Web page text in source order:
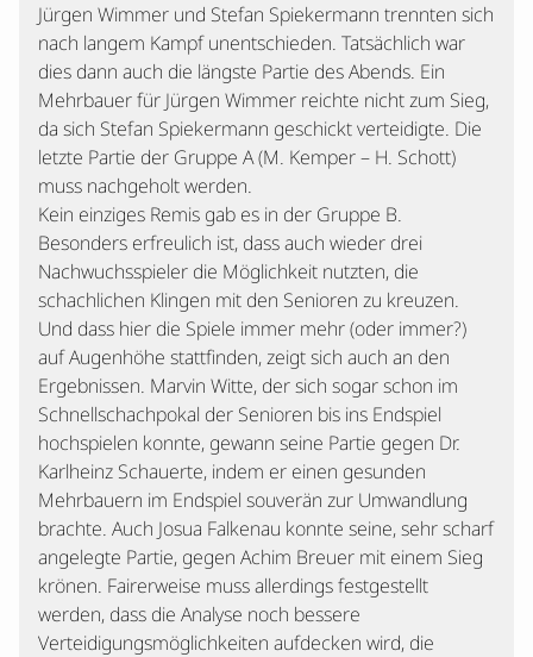
Kontakt
Jürgen Wimmer und Stefan Spiekermann trennten sich
nach langem Kampf unentschieden. Tatsächlich war
dies dann auch die längste Partie des Abends. Ein
Mehrbauer für Jürgen Wimmer reichte nicht zum Sieg,
da sich Stefan Spiekermann geschickt verteidigte. Die
letzte Partie der Gruppe A (M. Kemper – H. Schott)
muss nachgeholt werden.
Kein einziges Remis gab es in der Gruppe B.
Besonders erfreulich ist, dass auch wieder drei
Nachwuchsspieler die Möglichkeit nutzten, die
schachlichen Klingen mit den Senioren zu kreuzen.
Und dass hier die Spiele immer mehr (oder immer?)
auf Augenhöhe stattfinden, zeigt sich auch an den
Ergebnissen. Marvin Witte, der sich sogar schon im
Schnellschachpokal der Senioren bis ins Endspiel
hochspielen konnte, gewann seine Partie gegen Dr.
Karlheinz Schauerte, indem er einen gesunden
Mehrbauern im Endspiel souverän zur Umwandlung
brachte. Auch Josua Falkenau konnte seine, sehr scharf
angelegte Partie, gegen Achim Breuer mit einem Sieg
krönen. Fairerweise muss allerdings festgestellt
werden, dass die Analyse noch bessere
Verteidigungsmöglichkeiten aufdecken wird, die